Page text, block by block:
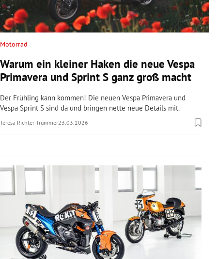
Untermenü
Untermenü
Untermenü
Untermenü
Untermenü
Untermenü
Motorrad
Warum ein kleiner Haken die neue Vespa
Primavera und Sprint S ganz groß macht
Der Frühling kann kommen! Die neuen Vespa Primavera und
Vespa Sprint S sind da und bringen nette neue Details mit.
Teresa Richter-Trummer23.03.2026